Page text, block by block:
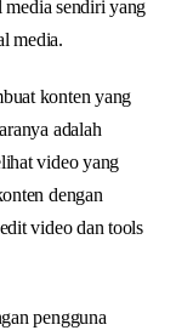
media sendiri yang
media.
konten yang
adalah
video yang
dengan
video dan tools
pengguna